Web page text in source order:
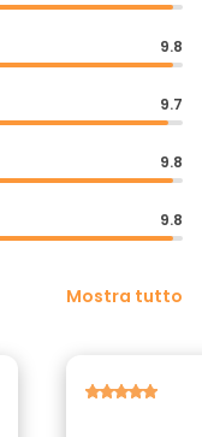
9.8
9.7
9.8
9.8
Mostra tutto